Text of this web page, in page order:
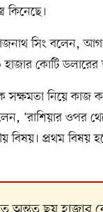
কিনেছে।
রাজনাথ সিং বলেন,
কোটি ডলারের
সক্ষমতা নিয়ে কাজ
‘রাশিয়ার ওপর
বিষয়। প্রথম